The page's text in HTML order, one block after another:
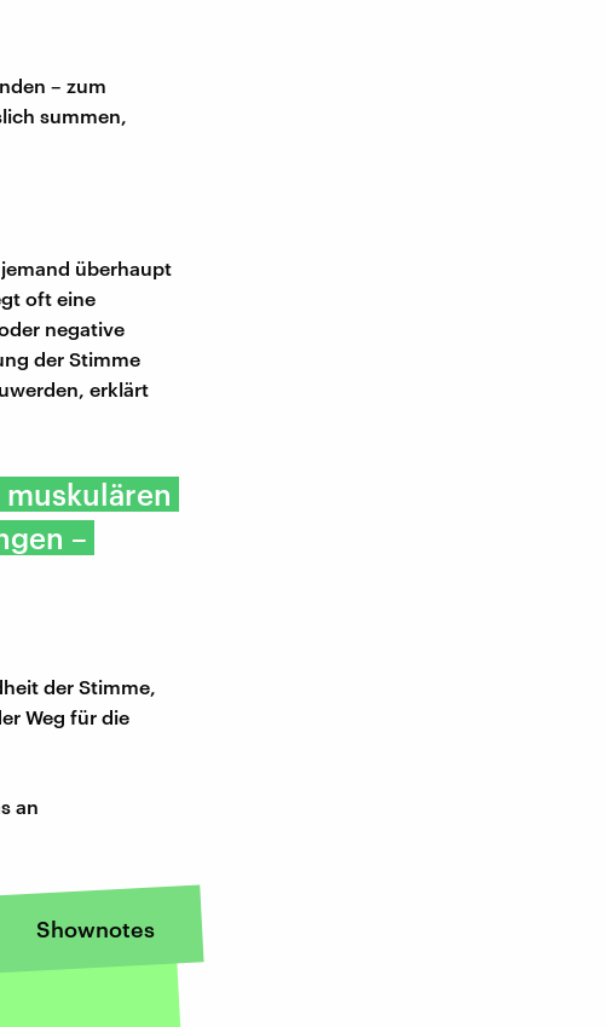
– zum
summen,
überhaupt
oft eine
negative
der Stimme
erklärt
–
der Stimme,
Weg für die
an
Shownotes